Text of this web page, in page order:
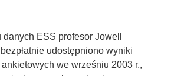
ESS profesor Jowell
udostępniono wyniki
we wrześniu 2003 r.,